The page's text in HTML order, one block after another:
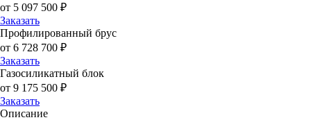
от 5 097 500 ₽
Заказать
Профилированный брус
от 6 728 700 ₽
Заказать
Газосиликатный блок
от 9 175 500 ₽
Заказать
Описание